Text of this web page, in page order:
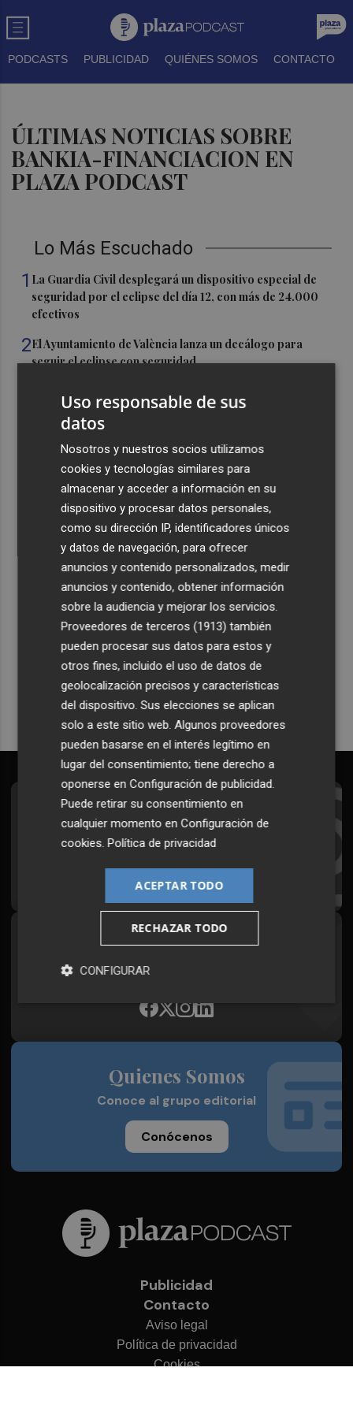
PODCASTS PUBLICIDAD QUIÉNES SOMOS CONTACTO
ÚLTIMAS NOTICIAS SOBRE
BANKIA-FINANCIACION EN
PLAZA PODCAST
Lo Más Escuchado
1 La Guardia Civil desplegará un dispositivo especial de
seguridad por el eclipse del día 12, con más de 24.000
efectivos
2El Ayuntamiento de València lanza un decálogo para
seguir el eclipse con seguridad
Silverstone, con nuevo récord
estimulado el cariño por el valenciano"
Un gol de Bardeli decide el duelo entre el Levante y su
filial (1-0)
Recibe toda la actualidad de
Plaza Podcast en tu correo
Quiero suscribirme
Suscríbete al Boletín
Todos los días a primera hora en tu email
Síguenos en redes
Plaza Podcast, desde cualquier medio
Quienes Somos
Conoce al grupo editorial
Conócenos
Publicidad
Contacto
Aviso legal
Política de privacidad
Cookies
Uso responsable de sus
datos
Nosotros y nuestros socios utilizamos
cookies y tecnologías similares para
almacenar y acceder a información en su
dispositivo y procesar datos personales,
como su dirección IP, identificadores únicos
y datos de navegación, para ofrecer
anuncios y contenido personalizados, medir
anuncios y contenido, obtener información
sobre la audiencia y mejorar los servicios.
Proveedores de terceros (1913) también
pueden procesar sus datos para estos y
otros fines, incluido el uso de datos de
geolocalización precisos y características
del dispositivo. Sus elecciones se aplican
solo a este sitio web. Algunos proveedores
pueden basarse en el interés legítimo en
lugar del consentimiento; tiene derecho a
oponerse enConfiguración de publicidad.
Puede retirar su consentimiento en
cualquier momento enConfiguración de
cookies.Política de privacidad
ACEPTAR TODO
RECHAZAR TODO
CONFIGURAR